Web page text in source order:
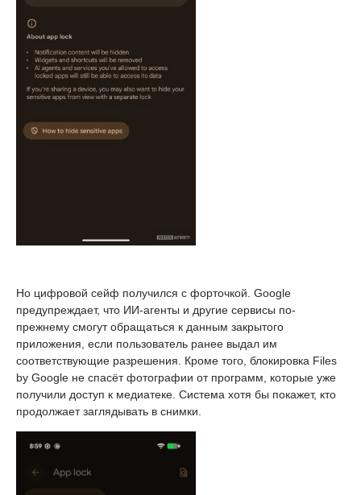
Но цифровой сейф получился с форточкой. Google
предупреждает, что ИИ-агенты и другие сервисы по-
прежнему смогут обращаться к данным закрытого
приложения, если пользователь ранее выдал им
соответствующие разрешения. Кроме того, блокировка Files
by Google не спасёт фотографии от программ, которые уже
получили доступ к медиатеке. Система хотя бы покажет, кто
продолжает заглядывать в снимки.